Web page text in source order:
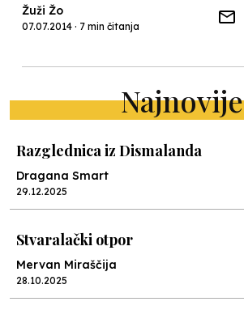
Žuži Žo
07.07.2014 · 7 min čitanja
Najnovije
Razglednica iz Dismalanda
Dragana Smart
29.12.2025
Stvaralački otpor
Mervan Miraščija
28.10.2025